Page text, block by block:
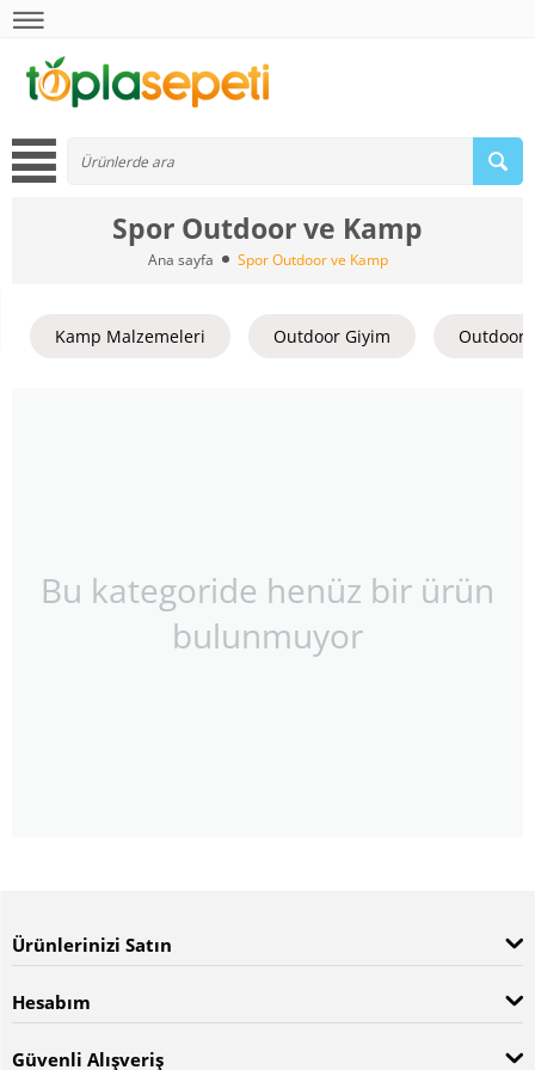
Spor Outdoor ve Kamp
Ana sayfa Spor Outdoor ve Kamp
Kamp Malzemeleri Outdoor Giyim Outdoor
Bu kategoride henüz bir ürün
bulunmuyor
Ürünlerinizi Satın
Hesabım
Güvenli Alışveriş